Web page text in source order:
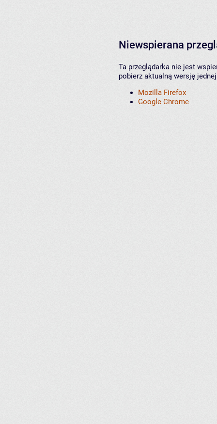
Niewspierana
Ta przeglądarka nie jest
pobierz aktualną wersję
Mozilla Firefox
Google Chrome